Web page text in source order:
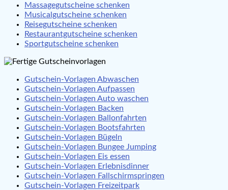
Massagegutscheine schenken
Musicalgutscheine schenken
Reisegutscheine schenken
Restaurantgutscheine schenken
Sportgutscheine schenken
Gutschein-Vorlagen Abwaschen
Gutschein-Vorlagen Aufpassen
Gutschein-Vorlagen Auto waschen
Gutschein-Vorlagen Backen
Gutschein-Vorlagen Ballonfahrten
Gutschein-Vorlagen Bootsfahrten
Gutschein-Vorlagen Bügeln
Gutschein-Vorlagen Bungee Jumping
Gutschein-Vorlagen Eis essen
Gutschein-Vorlagen Erlebnisdinner
Gutschein-Vorlagen Fallschirmspringen
Gutschein-Vorlagen Freizeitpark